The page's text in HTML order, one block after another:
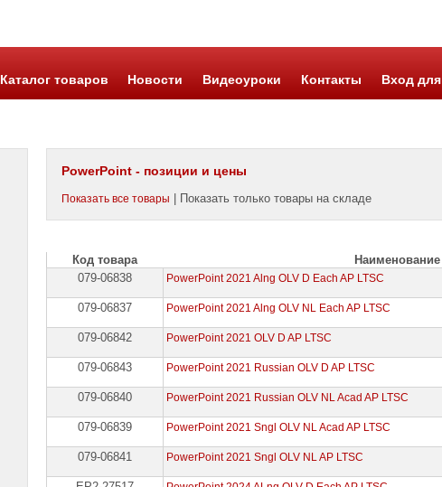
Каталог товаров Новости Видеоуроки Контакты Вход
PowerPoint - позиции и цены
Показать все товары | Показать только товары на складе
Код товара Наименование
079-06838
PowerPoint 2021 Alng OLV D Each AP LTSC
079-06837 PowerPoint 2021 Alng OLV NL Each AP LTSC
079-06842 PowerPoint 2021 OLV D AP LTSC
079-06843 PowerPoint 2021 Russian OLV D AP LTSC
079-06840 PowerPoint 2021 Russian OLV NL Acad AP LTSC
079-06839 PowerPoint 2021 Sngl OLV NL Acad AP LTSC
079-06841 PowerPoint 2021 Sngl OLV NL AP LTSC